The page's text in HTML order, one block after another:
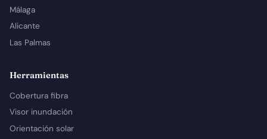
Málaga
Alicante
Las Palmas
Herramientas
Cobertura fibra
Visor inundación
Orientación solar